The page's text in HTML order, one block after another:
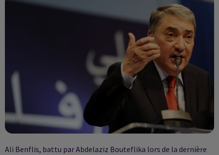
Ali Benflis, battu par Abdelaziz Bouteflika lors de la dernière